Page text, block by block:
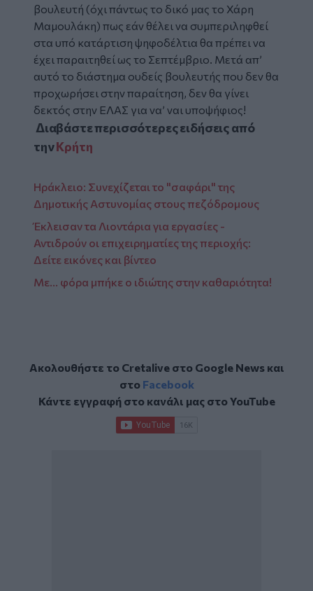
βουλευτή (όχι πάντως το δικό μας το Χάρη
Μαμουλάκη) πως εάν θέλει να συμπεριληφθεί
στα υπό κατάρτιση ψηφοδέλτια θα πρέπει να
έχει παραιτηθεί ως το Σεπτέμβριο. Μετά απ’
αυτό το διάστημα ουδείς βουλευτής που δεν θα
προχωρήσει στην παραίτηση, δεν θα γίνει
δεκτός στην ΕΛΑΣ για να’ ναι υποψήφιος!
Διαβάστε περισσότερες ειδήσεις από
τηνΚρήτη
Ηράκλειο: Συνεχίζεται το "σαφάρι" της
Δημοτικής Αστυνομίας στους πεζόδρομους
Έκλεισαν τα Λιοντάρια για εργασίες -
Αντιδρούν οι επιχειρηματίες της περιοχής:
Δείτε εικόνες και βίντεο
Με… φόρα μπήκε ο ιδιώτης στην καθαριότητα!
Ακολουθήστε το Cretalive στο Google Newsκαι
στο Facebook
Κάντε εγγραφή στο κανάλι μας στοYouTube